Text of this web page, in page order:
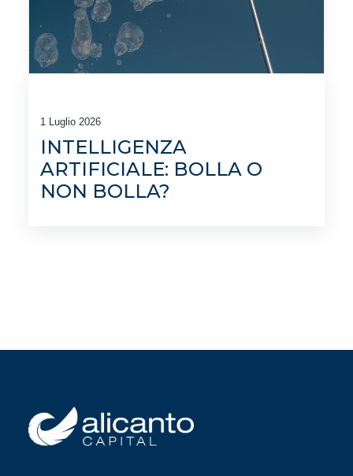
1 Luglio 2026
INTELLIGENZA
ARTIFICIALE: BOLLA O
NON BOLLA?